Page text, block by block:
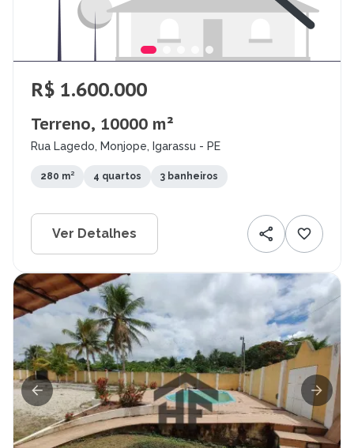
R$ 1.600.000
Terreno, 10000 m²
Rua Lagedo, Monjope, Igarassu - PE
280 m² 4 quartos 3 banheiros
Ver Detalhes